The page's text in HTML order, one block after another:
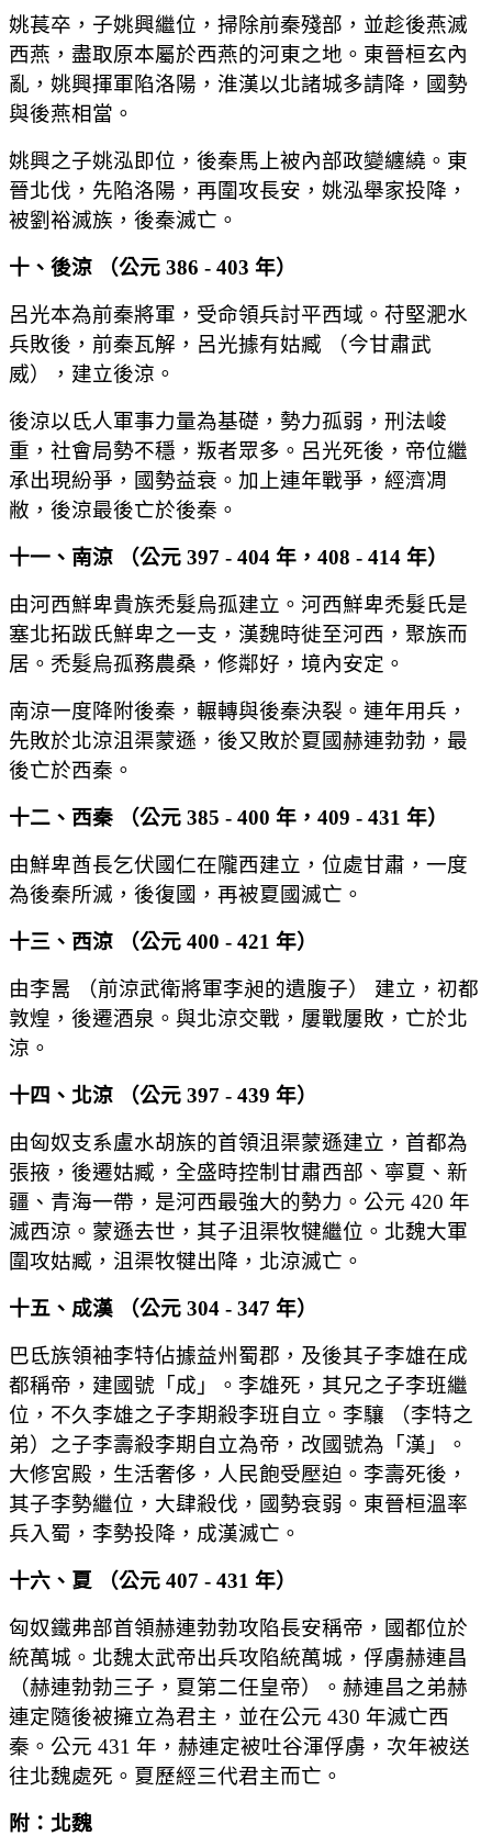
姚萇卒，子姚興繼位，掃除前秦殘部，並趁後燕滅
西燕，盡取原本屬於西燕的河東之地。東晉桓玄內
亂，姚興揮軍陷洛陽，淮漢以北諸城多請降，國勢
與後燕相當。
姚興之子姚泓即位，後秦馬上被內部政變纏繞。東
晉北伐，先陷洛陽，再圍攻長安，姚泓舉家投降，
被劉裕滅族，後秦滅亡。
十、後涼 （公元 386 - 403 年）
呂光本為前秦將軍，受命領兵討平西域。苻堅淝水
兵敗後，前秦瓦解，呂光據有姑臧 （今甘肅武
威），建立後涼。
後涼以氐人軍事力量為基礎，勢力孤弱，刑法峻
重，社會局勢不穩，叛者眾多。呂光死後，帝位繼
承出現紛爭，國勢益衰。加上連年戰爭，經濟凋
敝，後涼最後亡於後秦。
十一、南涼 （公元 397 - 404 年，408 - 414 年）
由河西鮮卑貴族禿髮烏孤建立。河西鮮卑禿髮氏是
塞北拓跋氏鮮卑之一支，漢魏時徙至河西，聚族而
居。禿髮烏孤務農桑，修鄰好，境內安定。
南涼一度降附後秦，輾轉與後秦決裂。連年用兵，
先敗於北涼沮渠蒙遜，後又敗於夏國赫連勃勃，最
後亡於西秦。
十二、西秦 （公元 385 - 400 年，409 - 431 年）
由鮮卑酋長乞伏國仁在隴西建立，位處甘肅，一度
為後秦所滅，後復國，再被夏國滅亡。
十三、西涼 （公元 400 - 421 年）
由李暠 （前涼武衛將軍李昶的遺腹子） 建立，初都
敦煌，後遷酒泉。與北涼交戰，屢戰屢敗，亡於北
涼。
十四、北涼 （公元 397 - 439 年）
由匈奴支系盧水胡族的首領沮渠蒙遜建立，首都為
張掖，後遷姑臧，全盛時控制甘肅西部、寧夏、新
疆、青海一帶，是河西最強大的勢力。公元 420 年
滅西涼。蒙遜去世，其子沮渠牧犍繼位。北魏大軍
圍攻姑臧，沮渠牧犍出降，北涼滅亡。
十五、成漢 （公元 304 - 347 年）
巴氐族領袖李特佔據益州蜀郡，及後其子李雄在成
都稱帝，建國號「成」。李雄死，其兄之子李班繼
位，不久李雄之子李期殺李班自立。李驤 （李特之
弟）之子李壽殺李期自立為帝，改國號為「漢」。
大修宮殿，生活奢侈，人民飽受壓迫。李壽死後，
其子李勢繼位，大肆殺伐，國勢衰弱。東晉桓溫率
兵入蜀，李勢投降，成漢滅亡。
十六、夏 （公元 407 - 431 年）
匈奴鐵弗部首領赫連勃勃攻陷長安稱帝，國都位於
統萬城。北魏太武帝出兵攻陷統萬城，俘虜赫連昌
（赫連勃勃三子，夏第二任皇帝）。赫連昌之弟赫
連定隨後被擁立為君主，並在公元 430 年滅亡西
秦。公元 431 年，赫連定被吐谷渾俘虜，次年被送
往北魏處死。夏歷經三代君主而亡。
附：北魏